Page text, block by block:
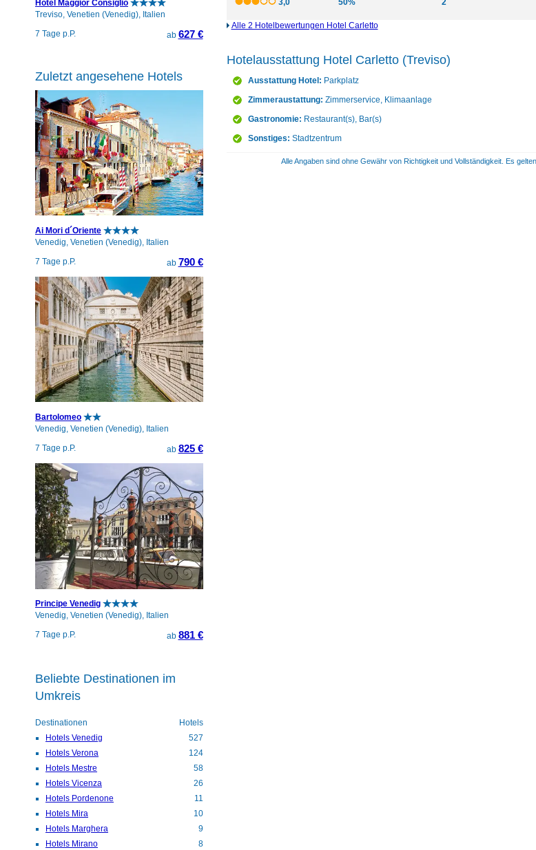
Alle 2 Hotelbewertungen Hotel Carletto
Hotelausstattung Hotel Carletto (Treviso)
Ausstattung Hotel: Parkplatz
Zimmeraustattung: Zimmerservice, Klimaanlage
Gastronomie: Restaurant(s), Bar(s)
Sonstiges: Stadtzentrum
Alle Angaben sind ohne Gewähr von Richtigkeit und Vollständigkeit. Es
Hotel Maggior Consiglio
Treviso, Venetien (Venedig), Italien
7 Tage p.P.
ab 627 €
Zuletzt angesehene Hotels
Ai Mori d´Oriente
Venedig, Venetien (Venedig), Italien
7 Tage p.P.
ab 790 €
Bartolomeo
Venedig, Venetien (Venedig), Italien
7 Tage p.P.
ab 825 €
Principe Venedig
Venedig, Venetien (Venedig), Italien
7 Tage p.P.
ab 881 €
Beliebte Destinationen im
Umkreis
Destinationen
Hotels
Hotels Venedig
527
Hotels Verona
124
Hotels Mestre
58
Hotels Vicenza
26
Hotels Pordenone
11
Hotels Mira
10
Hotels Marghera
9
Hotels Mirano
8